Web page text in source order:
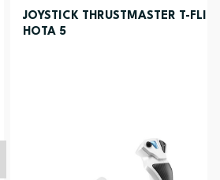
JOYSTICK THRUSTMASTER T-
HOTA 5